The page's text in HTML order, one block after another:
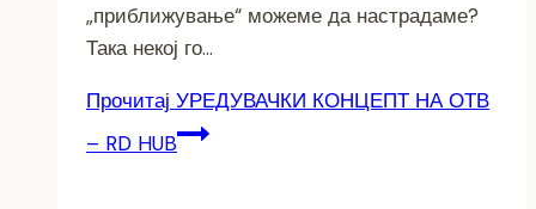
„приближување“ можеме да настрадаме?
Така некој го…
Прочитај УРЕДУВАЧКИ КОНЦЕПТ НА ОТВ
– RD HUB